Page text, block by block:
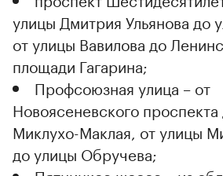
улицы Дмитрия Ульянова до
от улицы Вавилова до
площади Гагарина;
Профсоюзная улица – от
Новоясеневского
Миклухо-Маклая, от улицы
до улицы Обручева;